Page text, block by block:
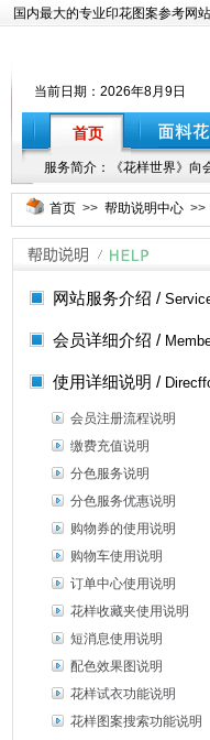
国内最大的专业印花图案参考网站
首页
当前日期： 2026年8月9日
服务简介：《花样世界》向
首页 >> 帮助说明中心 >>
网站服务介绍 /
会员详细介绍 /
使用详细说明 /
会员注册流程说明
缴费充值说明
分色服务说明
分色服务优惠说明
购物券的使用说明
购物车使用说明
订单中心使用说明
花样收藏夹使用说明
短消息使用说明
配色效果图说明
花样试衣功能说明
花样图案搜索功能说明